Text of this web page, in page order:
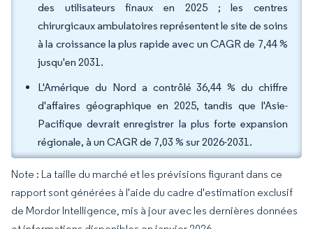
des utilisateurs finaux en 2025 ; les centres
chirurgicaux ambulatoires représentent le site de soins
à la croissance la plus rapide avec un CAGR de 7,44 %
jusqu'en 2031.
L'Amérique du Nord a contrôlé 36,44 % du chiffre
d'affaires géographique en 2025, tandis que l'Asie-
Pacifique devrait enregistrer la plus forte expansion
régionale, à un CAGR de 7,03 % sur 2026-2031.
Note : La taille du marché et les prévisions figurant dans ce
rapport sont générées à l'aide du cadre d'estimation exclusif
de Mordor Intelligence, mis à jour avec les dernières données